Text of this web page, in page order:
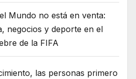
Mundo no está en venta:
negocios y deporte en el
de la FIFA
las personas primero